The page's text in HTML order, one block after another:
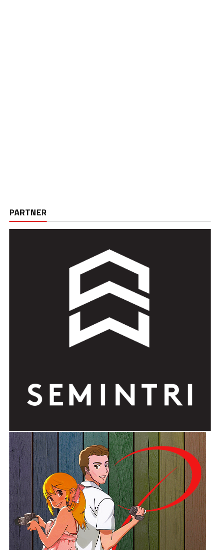
PARTNER